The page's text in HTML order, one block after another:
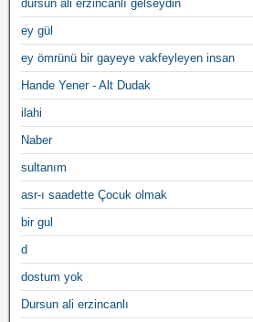
dursun ali erzincanlı gelseydin
ey gül
ey ömrünü bir gayeye vakfeyleyen insan
Hande Yener - Alt Dudak
ilahi
Naber
sultanım
asr-ı saadette Çocuk olmak
bir gul
d
dostum yok
Dursun ali erzincanlı